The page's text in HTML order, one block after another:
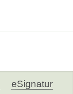
eSignatur